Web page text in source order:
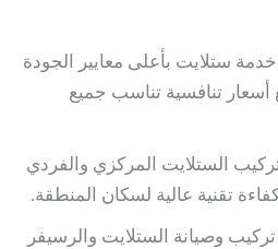
ستلايت بأعلى معايير الجودة
أسعار تنافسية تناسب جميع
الستلايت المركزي والفردي
تقنية عالية لسكان المنطقة.
وصيانة الستلايت والرسيفر